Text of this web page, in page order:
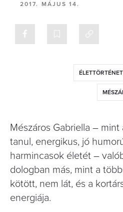
2017. MÁJUS 14.
ÉLETTÖRTÉNET
Mészáros Gabriella – mint
tanul, energikus, jó
harmincasok életét –
dologban más, mint a
kötött, nem lát, és a
energiája.